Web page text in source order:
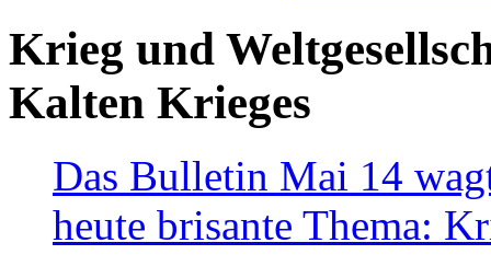
Krieg und
Kalten Krieges
Das Bulletin Mai 14
heute brisante Thema: